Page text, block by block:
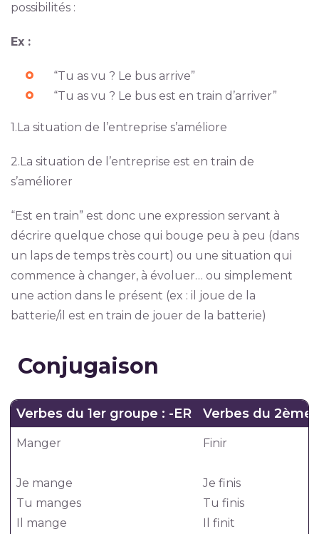
possibilités :
Ex :
“Tu as vu ? Le bus arrive”
“Tu as vu ? Le bus est en train d’arriver”
1.La situation de l’entreprise s’améliore
2.La situation de l’entreprise est en train de
s’améliorer
“Est en train” est donc une expression servant à
décrire quelque chose qui bouge peu à peu (dans
un laps de temps très court) ou une situation qui
commence à changer, à évoluer… ou simplement
une action dans le présent (ex : il joue de la
batterie/il est en train de jouer de la batterie)
Conjugaison
Verbes du 1er groupe : -ER Verbes du 2ème
Manger
Je mange
Tu manges
Il mange
Finir
Je finis
Tu finis
Il finit